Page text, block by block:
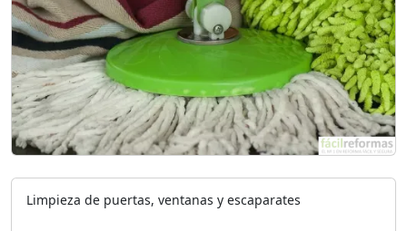
Limpieza de puertas, ventanas y escaparates